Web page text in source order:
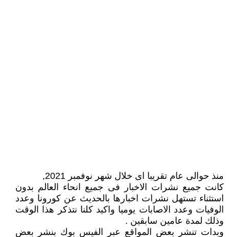
منذ حوالى عام تقريبا اى خلال شهر نوفمبر 2021,
كانت جميع نشرات الاخبار فى جميع انحاء العالم بدون
استثناء تستهل نشرات اخبارها بالحديث عن كورونا وعدد
الوفيات وعدد الاصابات يوميا واكيد كلنا نتذكر هذا الوقت
وذلك لمدة عامين سابقين .
وبدات تنشر بعض المواقع عبر الفيس بوك بنشر بعض